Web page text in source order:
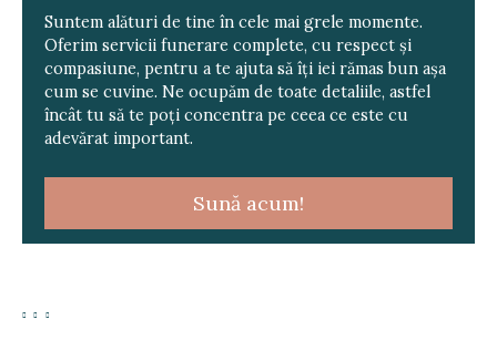
Suntem alături de tine în cele mai grele momente.
Oferim servicii funerare complete, cu respect și
compasiune, pentru a te ajuta să îți iei rămas bun așa
cum se cuvine. Ne ocupăm de toate detaliile, astfel
încât tu să te poți concentra pe ceea ce este cu
adevărat important.
Sună acum!